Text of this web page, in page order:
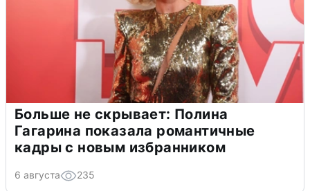
Больше не скрывает: Полина
Гагарина показала романтичные
кадры с новым избранником
6 августа 235